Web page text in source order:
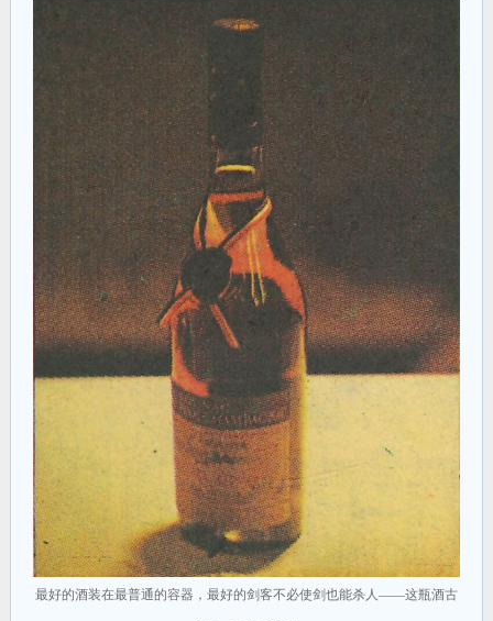
最好的酒装在最普通的容器，最好的剑客不必使剑也能杀人——这瓶酒古